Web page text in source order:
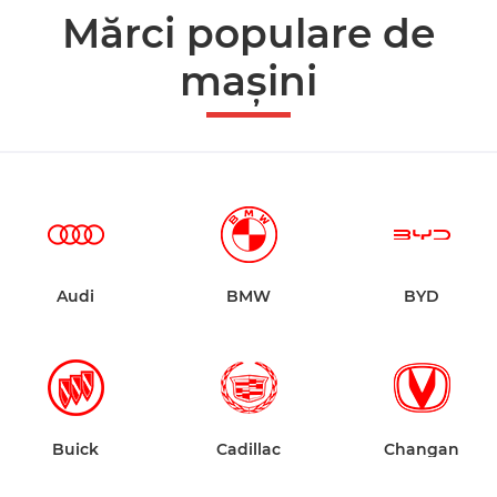
Mărci populare de
mașini
Audi BMW BYD
Buick Cadillac Changan